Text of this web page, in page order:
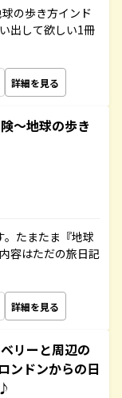
の歩き方インド
出して欲しい1冊
詳細を見る
～地球の歩き
たまたま『地球
容はただの旅日記
詳細を見る
リーと周辺の
ンドンからの日